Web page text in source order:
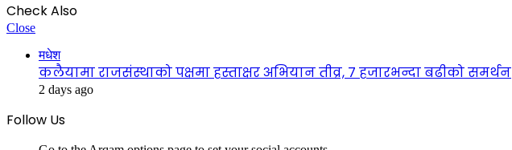
Check Also
Close
मधेश
कलैयामा राजसंस्थाको पक्षमा हस्ताक्षर अभियान तीव्र, ७ हजारभन्दा बढीको समर्थन
2 days ago
Follow Us